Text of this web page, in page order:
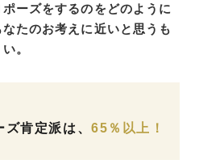
ーズをするのをどのように
たのお考えに近いと思うも
。
ズ肯定派は、65％以上！